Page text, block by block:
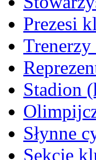
Prezesi
Stadion
Słynne
Sekcje